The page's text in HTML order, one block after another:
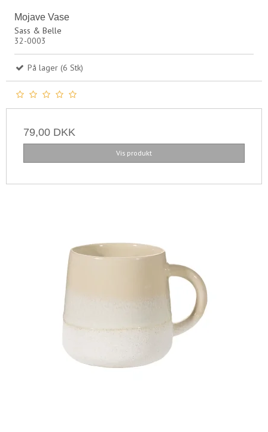
Mojave Vase
Sass & Belle
32-0003
På lager (6 Stk)
79,00 DKK
Vis produkt